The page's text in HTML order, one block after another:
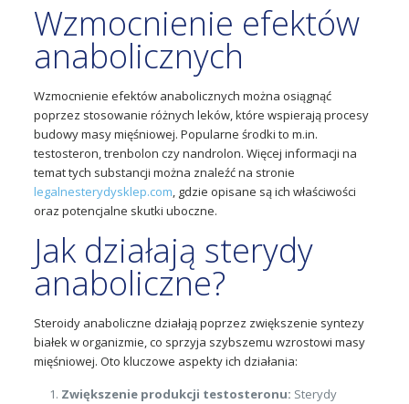
Wzmocnienie efektów
anabolicznych
Wzmocnienie efektów anabolicznych można osiągnąć
poprzez stosowanie różnych leków, które wspierają procesy
budowy masy mięśniowej. Popularne środki to m.in.
testosteron, trenbolon czy nandrolon. Więcej informacji na
temat tych substancji można znaleźć na stronie
legalnesterydysklep.com, gdzie opisane są ich właściwości
oraz potencjalne skutki uboczne.
Jak działają sterydy
anaboliczne?
Steroidy anaboliczne działają poprzez zwiększenie syntezy
białek w organizmie, co sprzyja szybszemu wzrostowi masy
mięśniowej. Oto kluczowe aspekty ich działania:
Zwiększenie produkcji testosteronu: Sterydy